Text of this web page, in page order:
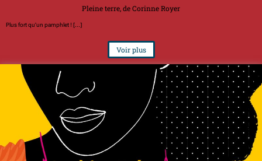
Pleine terre, de Corinne Royer
Plus fort qu'un pamphlet ! [...]
Voir plus